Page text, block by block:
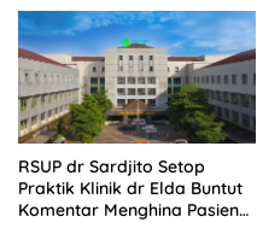
RSUP dr Sardjito Setop
Praktik Klinik dr Elda Buntut
Komentar Menghina Pasien